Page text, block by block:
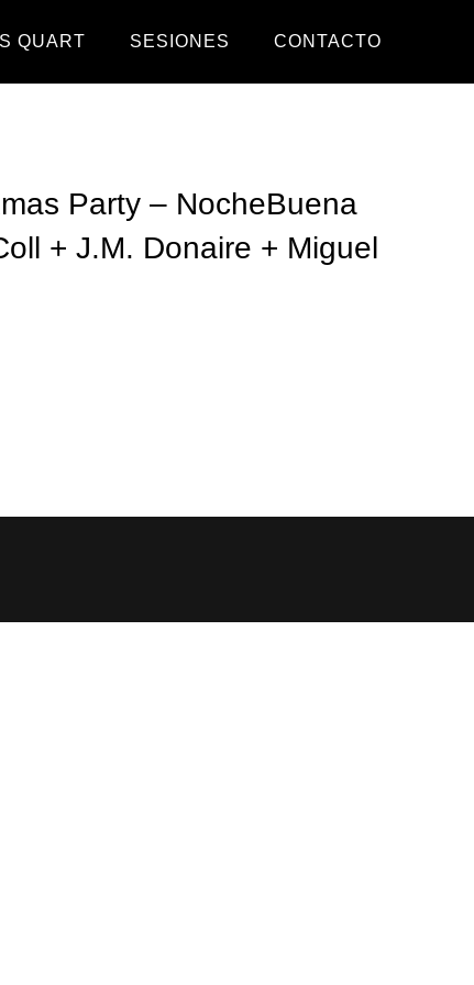
QUART SESIONES CONTACTO
Party – NocheBuena
+ J.M. Donaire + Miguel